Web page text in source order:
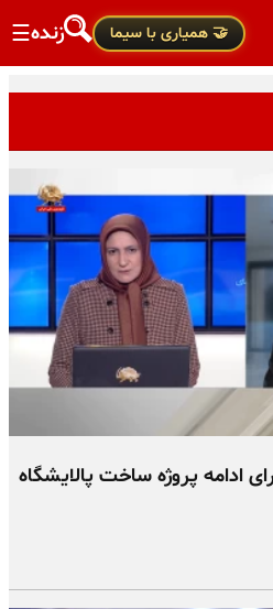
🤝 همیاری با سیما زنده☰
ادامه پروژه ساخت پالایشگاه